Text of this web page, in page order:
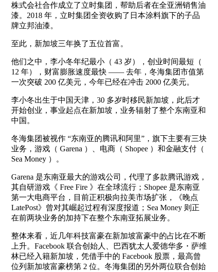
株式会社合作成立了立时集团，帮助后者在全亚洲销售油
漆。2018 年，立时集团全资收购了日本涂料旗下的子品
牌立邦油漆。
至此，新加坡三年换了五位首富。
他们之中，李小冬年纪最小（ 43 岁），创业时间最短（
12 年），财富膨胀速度最快 —— 去年，冬海集团市值第
一次突破 200 亿美元，今年已经在冲击 2000 亿美元。
李小冬出生于中国天津，30 多岁时移民新加坡，此后才
开始创业，事业起点在新加坡，业务辐射了整个东南亚和
中国。
冬海集团被视作 “东南亚的腾讯和阿里”，旗下主要有三块
业务，游戏（ Garena ）、电商（ Shopee ）和金融支付（
Sea Money ）。
Garena 是东南亚最大的游戏公司，代理了多款腾讯游戏，
其自研游戏《 Free Fire 》在全球流行；Shopee 是东南亚
第一大电商平台，目前正积极向拉美市场扩张，《晚点
LatePost》曾对其崛起过程有深度报道；Sea Money 则正
在前两块业务的加持下在整个东南亚拓展业务。
整体来看，近几年科技富豪在新加坡富豪中的占比在不断
上升。Facebook 联合创始人、巴西犹太人爱德华多・萨维
林已经入籍新加坡，凭借手中的 Facebook 股票，最高曾
位列新加坡富豪榜第 2 位。冬海集团的另外两位联合创始